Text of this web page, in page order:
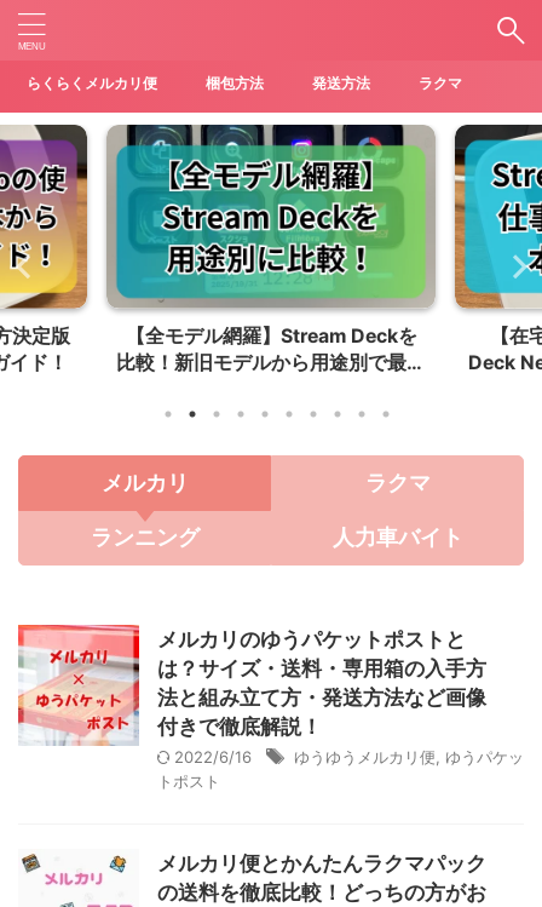
らくらくメルカリ便 梱包方法 発送方法 ラクマ
決定版
ド！
【全モデル網羅】Stream Deckを
比較！新旧モデルから用途別で最適
【
Deck
メルカリ ラクマ
ランニング 人力車バイト
メルカリのゆうパケットポストと
は？サイズ・送料・専用箱の入手方
法と組み立て方・発送方法など画像
付きで徹底解説！
2022/6/16 ゆうゆうメルカリ便, ゆうパケッ
トポスト
メルカリ便とかんたんラクマパック
の送料を徹底比較！どっちの方がお